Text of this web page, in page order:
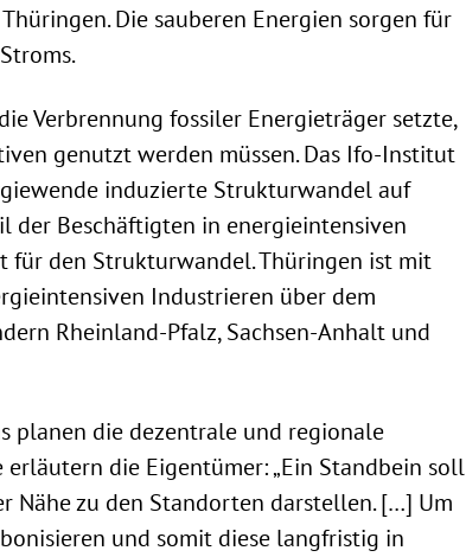
Die sauberen Energien sorgen für
Verbrennung fossiler Energieträger setzte,
genutzt werden müssen. Das Ifo-Institut
induzierte Strukturwandel auf
der Beschäftigten in energieintensiven
den Strukturwandel. Thüringen ist mit
Industrieren über dem
Rheinland-Pfalz, Sachsen-Anhalt und
planen die dezentrale und regionale
die Eigentümer: „Ein Standbein soll
Nähe zu den Standorten darstellen. […] Um
und somit diese langfristig in